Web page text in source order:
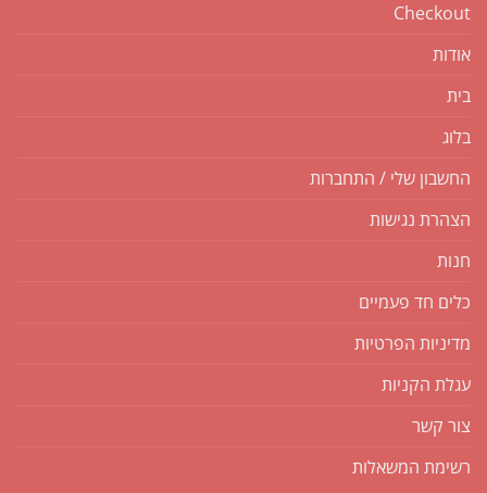
Checkout
אודות
בית
בלוג
החשבון שלי / התחברות
הצהרת נגישות
חנות
כלים חד פעמיים
מדיניות הפרטיות
עגלת הקניות
צור קשר
רשימת המשאלות